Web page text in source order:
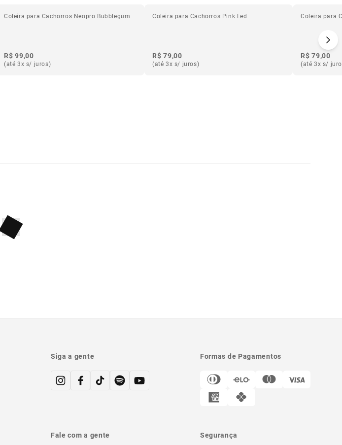
Coleira para Cachorros Neopro Bubblegum
R$ 99,00
(até 3x s/ juros)
Coleira para Cachorros Pink Led
R$ 79,00
(até 3x s/ juros)
Coleira para
R$ 79,00
(até 3x s/
Siga a gente
Fale com a gente
Formas de Pagamentos
Segurança